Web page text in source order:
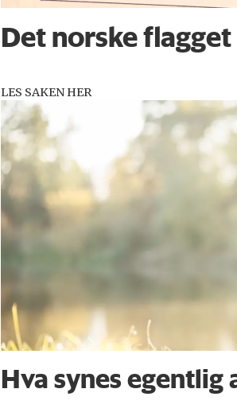
Det norske
LES SAKEN HER
Hva synes egentlig